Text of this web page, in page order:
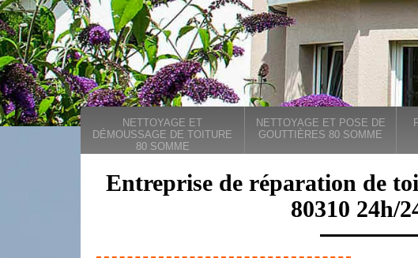
NETTOYAGE ET
DÉMOUSSAGE DE TOITURE
80 SOMME
NETTOYAGE ET POSE DE
GOUTTIÈRES 80 SOMME
Entreprise de réparation de
80310 24h/